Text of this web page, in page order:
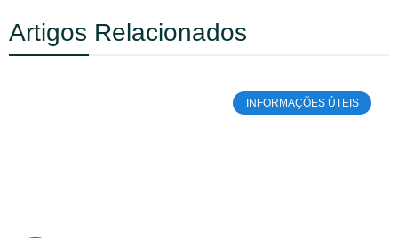
Artigos Relacionados
INFORMAÇÕES ÚTEIS